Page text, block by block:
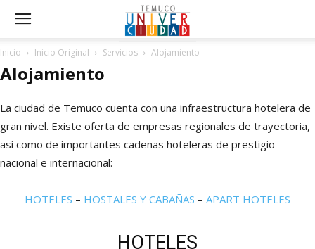
Inicio Inicio Original Servicios Alojamiento
Alojamiento
La ciudad de Temuco cuenta con una infraestructura hotelera de
gran nivel. Existe oferta de empresas regionales de trayectoria,
así como de importantes cadenas hoteleras de prestigio
nacional e internacional:
HOTELES – HOSTALES Y CABAÑAS – APART HOTELES
HOTELES